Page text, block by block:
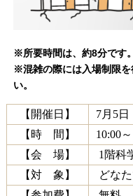
※所要時間は、約8分です。
※混雑の際には入場制限を
い。
【開催日】
7月5日
【時 間】
10:00
【会 場】
1階科
【対 象】
どな